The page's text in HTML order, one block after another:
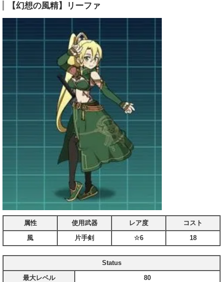
【幻想の風精】リーファ
属性 使用武器 レア度
コスト
風
片手剣 ☆6 18
Status
最大レベル
80